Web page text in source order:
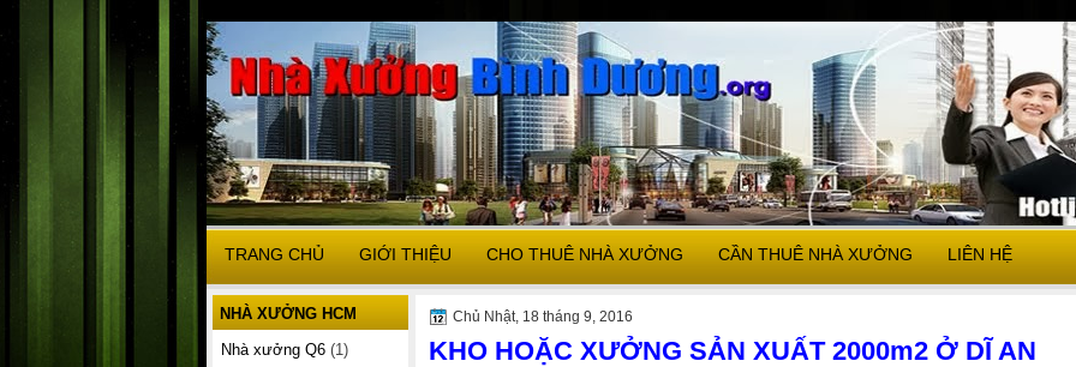
TRANG CHỦ GIỚI THIỆU CHO THUÊ NHÀ XƯỞNG CẦN THUÊ NHÀ XƯỞNG LIÊN HỆ
Chủ Nhật, 18 tháng 9, 2016
KHO HOẶC XƯỞNG SẢN XUẤT 2000m2 Ở DĨ AN
NHÀ XƯỞNG HCM
Nhà xưởng Q6 (1)